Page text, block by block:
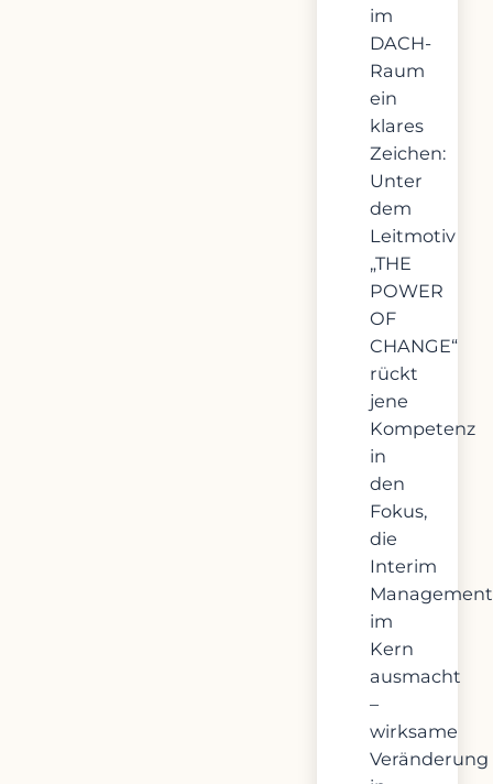
im
DACH-
Raum
ein
klares
Zeichen:
Unter
dem
Leitmotiv
„THE
POWER
OF
CHANGE“
rückt
jene
Kompetenz
in
den
Fokus,
die
Interim
Management
im
Kern
ausmacht
–
wirksame
Veränderung